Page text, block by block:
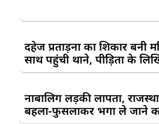
दहेज प्रताड़ना का शिकार बनी
साथ पहुंची थाने, पीड़िता के
नाबालिग लड़की लापता,
बहला-फुसलाकर भगा ले जाने